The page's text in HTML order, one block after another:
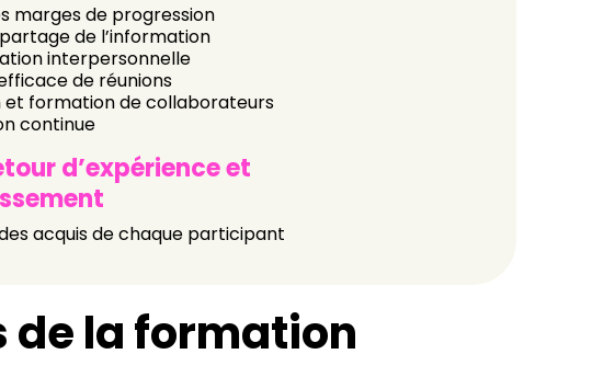
marges de progression
de l’information
interpersonnelle
de réunions
et formation de collaborateurs
continue
d’expérience et
acquis de chaque participant
de la formation